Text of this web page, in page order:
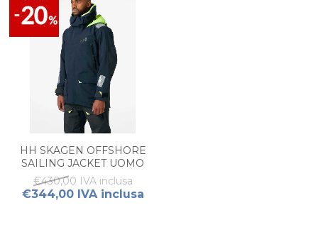
HH SKAGEN OFFSHORE
SAILING JACKET UOMO
€430,00 IVA inclusa
€344,00 IVA inclusa